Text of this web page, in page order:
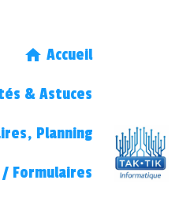
Accueil
& Astuces
Planning
Formulaires